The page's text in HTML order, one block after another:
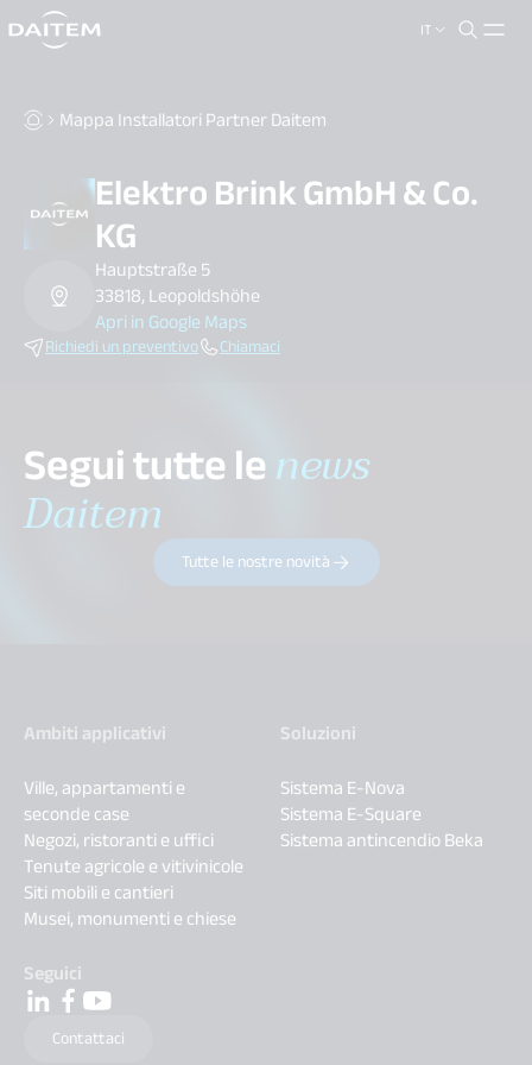
IT
search.label
Mappa Installatori Partner Daitem
Elektro Brink GmbH & Co.
KG
Hauptstraße 5
33818, Leopoldshöhe
Apri in Google Maps
Richiedi un preventivo Chiamaci
Segui tutte lenews
Daitem
Tutte le nostre novità
Ambiti applicativi
Ville, appartamenti e
seconde case
Negozi, ristoranti e uffici
Tenute agricole e vitivinicole
Siti mobili e cantieri
Musei, monumenti e chiese
Soluzioni
Sistema E-Nova
Sistema E-Square
Sistema antincendio Beka
Seguici
Contattaci